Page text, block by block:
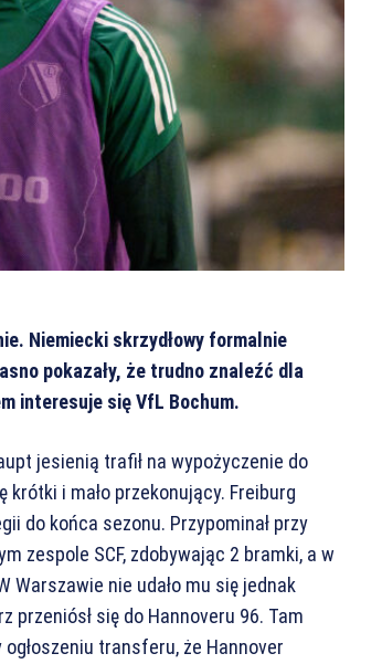
Niemiecki skrzydłowy formalnie
pokazały, że trudno znaleźć dla
interesuje się VfL Bochum.
jesienią trafił na wypożyczenie do
krótki i mało przekonujący. Freiburg
do końca sezonu. Przypominał przy
zespole SCF, zdobywając 2 bramki, a w
Warszawie nie udało mu się jednak
przeniósł się do Hannoveru 96. Tam
transferu, że Hannover